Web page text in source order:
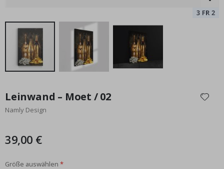
Anfang
der
Bildgalerie
Leinwand – Moet / 02
Namly Design
39,00 €
Größe auswählen